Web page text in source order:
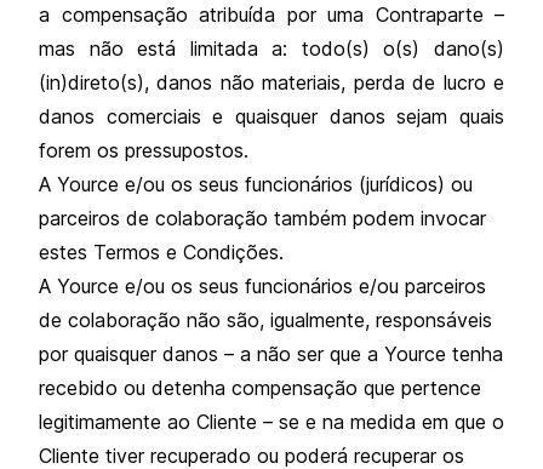
a compensação atribuída por uma Contraparte –
mas não está limitada a: todo(s) o(s) dano(s)
(in)direto(s), danos não materiais, perda de lucro e
danos comerciais e quaisquer danos sejam quais
forem os pressupostos.
A Yource e/ou os seus funcionários (jurídicos) ou
parceiros de colaboração também podem invocar
estes Termos e Condições.
A Yource e/ou os seus funcionários e/ou parceiros
de colaboração não são, igualmente, responsáveis
por quaisquer danos – a não ser que a Yource tenha
recebido ou detenha compensação que pertence
legitimamente ao Cliente – se e na medida em que o
Cliente tiver recuperado ou poderá recuperar os